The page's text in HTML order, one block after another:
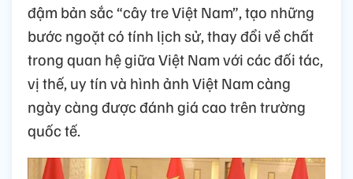
đậm bản sắc “cây tre Việt Nam”, tạo những
bước ngoặt có tính lịch sử, thay đổi về chất
trong quan hệ giữa Việt Nam với các đối tác,
vị thế, uy tín và hình ảnh Việt Nam càng
ngày càng được đánh giá cao trên trường
quốc tế.